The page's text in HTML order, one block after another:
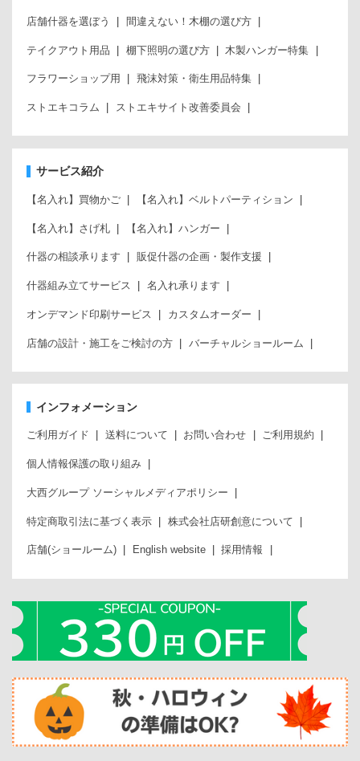
店舗什器を選ぼう 間違えない！木棚の選び方
テイクアウト用品 棚下照明の選び方 木製ハンガー特集
フラワーショップ用 飛沫対策・衛生用品特集
ストエキコラム ストエキサイト改善委員会
サービス紹介
【名入れ】買物かご 【名入れ】ベルトパーティション
【名入れ】さげ札 【名入れ】ハンガー
什器の相談承ります 販促什器の企画・製作支援
什器組み立てサービス 名入れ承ります
オンデマンド印刷サービス カスタムオーダー
店舗の設計・施工をご検討の方 バーチャルショールーム
インフォメーション
ご利用ガイド 送料について お問い合わせ ご利用規約
個人情報保護の取り組み
大西グループ ソーシャルメディアポリシー
特定商取引法に基づく表示 株式会社店研創意について
店舗(ショールーム) English website 採用情報